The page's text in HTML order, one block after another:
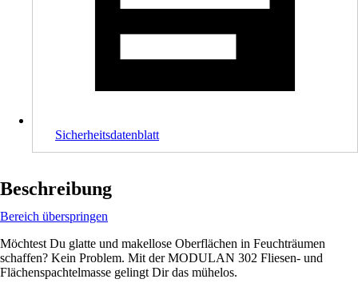
Sicherheitsdatenblatt
Beschreibung
Bereich überspringen
Möchtest Du glatte und makellose Oberflächen in Feuchträumen
schaffen? Kein Problem. Mit der MODULAN 302 Fliesen- und
Flächenspachtelmasse gelingt Dir das mühelos.